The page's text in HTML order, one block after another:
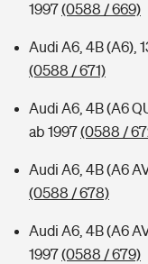
1997(0588 / 669)
Audi A6, 4B (A6),
(0588 / 671)
Audi A6, 4B (A6
ab 1997(0588 /
Audi A6, 4B (A6
(0588 / 678)
Audi A6, 4B (A6
1997(0588 / 679)